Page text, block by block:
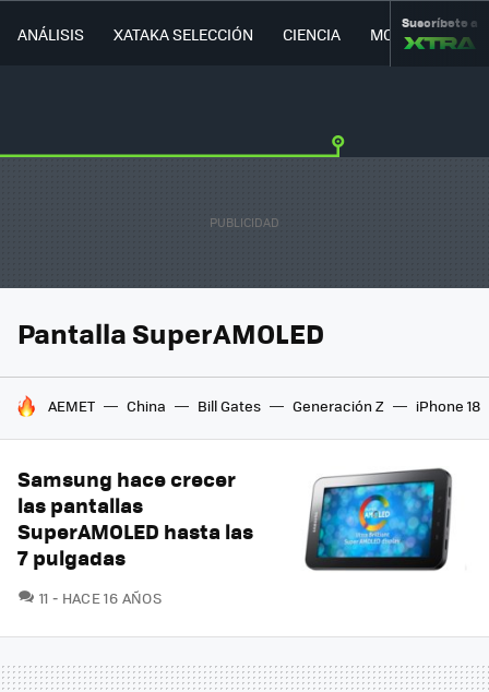
ANÁLISIS XATAKA SELECCIÓN CIENCIA MOVILIDAD
Suscríbete a
Pantalla SuperAMOLED
HOY SE HABLA DE
AEMET China Bill Gates Generación Z iPhone 18
Samsung hace crecer
las pantallas
SuperAMOLED hasta las
7 pulgadas
11 COMENTARIOS
HACE 16 AÑOS